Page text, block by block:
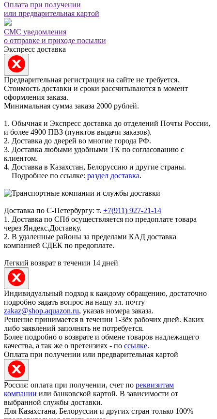
Оплата при получении
или предварительная картой
СМС уведомления
о отправке и приходе посылки
Экспресс доставка
Предварительная регистрация на сайте не требуется.
Стоимость доставки и сроки рассчитываются в момент
оформления заказа.
Минимальная сумма заказа 2000 рублей.
1. Обычная и Экспресс доставка до отделений Почты России,
и более 4900 ПВЗ (пунктов выдачи заказов).
2. Доставка до дверей во многие города РФ.
3. Доставка любыми удобными ТК по согласованию с
клиентом.
4. Доставка в Казахстан, Белоруссию и другие страны.
Подробнее по ссылке: раздел доставка.
Доставка по С-Петербургу: т. +7(911) 927-21-14
1. Доставка по СПб осуществляется по предоплате товара
через Яндекс.Доставку.
2. В удаленные районы за пределами КАД доставка
компанией СДЕК по предоплате.
Легкий возврат в течении 14 дней
Индивидуальный подход к каждому обращению, достаточно
подробно задать вопрос на нашу эл. почту
zakaz@shop.aquazon.ru, указав номера заказа.
Решение принимается в течении 1-3ёх рабочих дней. Каких
либо заявлений заполнять не потребуется.
Более подробно о возврате и обмене товаров надлежащего
качества, а так же о претензиях - по ссылке.
Оплата при получении или предварительная картой
Россия: оплата при получении, счет по реквизитам
компании или банковской картой. В зависимости от
выбранной службы доставки.
Для Казахстана, Белоруссии и других стран только 100%